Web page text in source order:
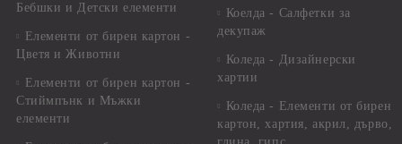
Бебшки и Детски елементи
Елементи от бирен картон -
Цветя и Животни
Елементи от бирен картон -
Стиймпънк и Мъжки
елементи
Коелда - Салфетки за
декупаж
Коледа - Дизайнерски
хартии
Коледа - Eлементи от бирен
картон, хартия, акрил, дърво,